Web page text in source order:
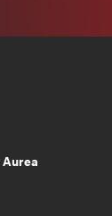
Aurea